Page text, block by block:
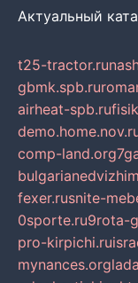
Актуальный
t25-tractor.ru
gbmk.spb.ru
airheat-spb.ru
comp-land.org
fexer.rusnite-
0sporte.ru9rota-
pro-kirpichi.ru
mynances.org